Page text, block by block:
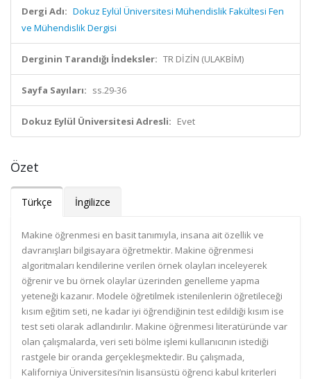
Dergi Adı: Dokuz Eylül Üniversitesi Mühendislik Fakültesi Fen
ve Mühendislik Dergisi
Derginin Tarandığı İndeksler: TR DİZİN (ULAKBİM)
Sayfa Sayıları: ss.29-36
Dokuz Eylül Üniversitesi Adresli: Evet
Özet
Türkçe İngilizce
Makine öğrenmesi en basit tanımıyla, insana ait özellik ve
davranışları bilgisayara öğretmektir. Makine öğrenmesi
algoritmaları kendilerine verilen örnek olayları inceleyerek
öğrenir ve bu örnek olaylar üzerinden genelleme yapma
yeteneği kazanır. Modele öğretilmek istenilenlerin öğretileceği
kısım eğitim seti, ne kadar iyi öğrendiğinin test edildiği kısım ise
test seti olarak adlandırılır. Makine öğrenmesi literatüründe var
olan çalışmalarda, veri seti bölme işlemi kullanıcının istediği
rastgele bir oranda gerçekleşmektedir. Bu çalışmada,
Kaliforniya Üniversitesi’nin lisansüstü öğrenci kabul kriterleri